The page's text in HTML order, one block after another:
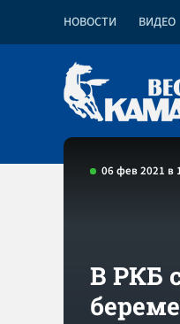
НОВОСТИ ВИДЕО
06 фев 2021 в
В РКБ